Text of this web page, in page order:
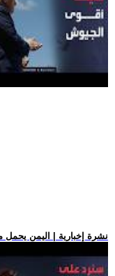
.. نشرة إخبارية | اليمن